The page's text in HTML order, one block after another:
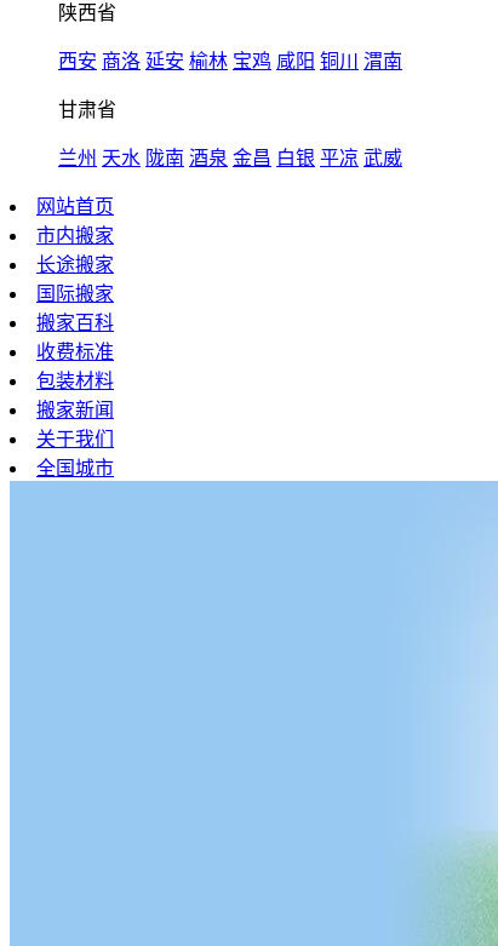
陕西省
西安 商洛 延安 榆林 宝鸡 咸阳 铜川 渭南
甘肃省
兰州 天水 陇南 酒泉 金昌 白银 平凉 武威
网站首页
市内搬家
长途搬家
国际搬家
搬家百科
收费标准
包装材料
搬家新闻
关于我们
全国城市